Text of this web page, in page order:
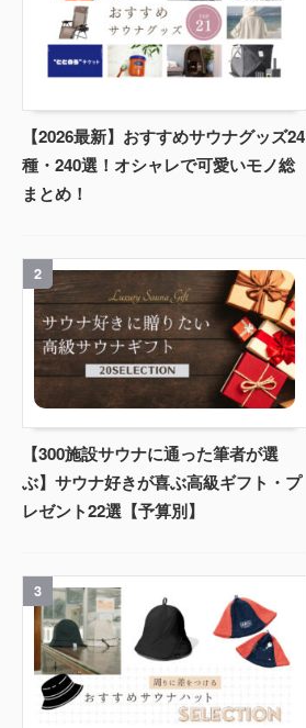
【2026最新】おすすめサウナグッズ24
種・240選！オシャレで可愛いモノ総
まとめ！
2
【300施設サウナに通った筆者が選
ぶ】サウナ好きが喜ぶ高級ギフト・プ
レゼント22選【予算別】
3